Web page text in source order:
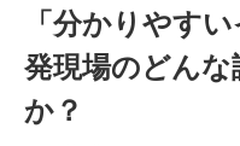
「分かりやす
発現場のどん
か？